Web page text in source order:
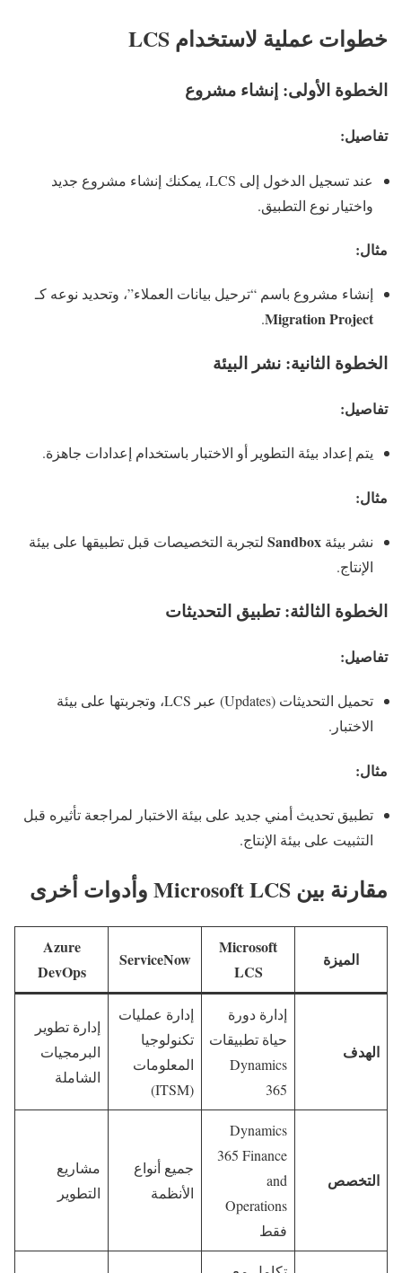
خطوات عملية لاستخدام LCS
الخطوة الأولى: إنشاء مشروع
تفاصيل:
عند تسجيل الدخول إلى LCS، يمكنك إنشاء مشروع جديد
واختيار نوع التطبيق.
مثال:
إنشاء مشروع باسم “ترحيل بيانات العملاء”، وتحديد نوعه كـ
Migration Project
.
الخطوة الثانية: نشر البيئة
تفاصيل:
يتم إعداد بيئة التطوير أو الاختبار باستخدام إعدادات جاهزة.
مثال:
نشر بيئة Sandbox لتجربة التخصيصات قبل تطبيقها على بيئة
الإنتاج.
الخطوة الثالثة: تطبيق التحديثات
تفاصيل:
تحميل التحديثات (Updates) عبر LCS، وتجربتها على بيئة
الاختبار.
مثال:
تطبيق تحديث أمني جديد على بيئة الاختبار لمراجعة تأثيره قبل
التثبيت على بيئة الإنتاج.
مقارنة بين Microsoft LCS وأدوات أخرى
الميزة
Microsoft
LCS
ServiceNow
Azure
DevOps
الهدف
إدارة دورة
حياة تطبيقات
Dynamics
365
إدارة عمليات
تكنولوجيا
المعلومات
(ITSM)
إدارة تطوير
البرمجيات
الشاملة
التخصص
Dynamics
365 Finance
and
Operations
فقط
جميع أنواع
الأنظمة
مشاريع
التطوير